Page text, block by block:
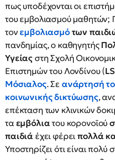
πως υποδέχονται οι
του εμβολιασμού μαθητών;
τονεμβολιασμότων
πανδημίας, ο καθηγητής
Υγείαςστη Σχολή
Επιστημών του Λονδίνου (
Μόσιαλος. Σε ανάρτησή
κοινωνικής δικτύωσης,
επέκταση των κλινικών
ταεμβόλιατου κορονοϊού
παιδιά έχει φέρειπολλά
Υποστηρίζει ότι είναι πολύ